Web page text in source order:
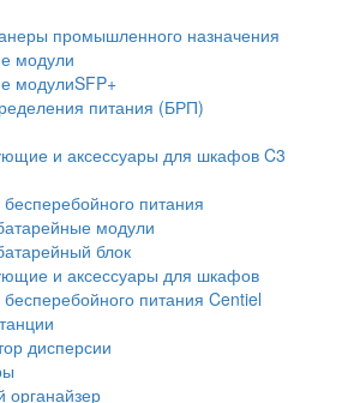
промышленного назначения
модули
модулиSFP+
питания (БРП)
и аксессуары для шкафов C3
бесперебойного питания
модули
блок
и аксессуары для шкафов
бесперебойного питания Centiel
дисперсии
органайзер